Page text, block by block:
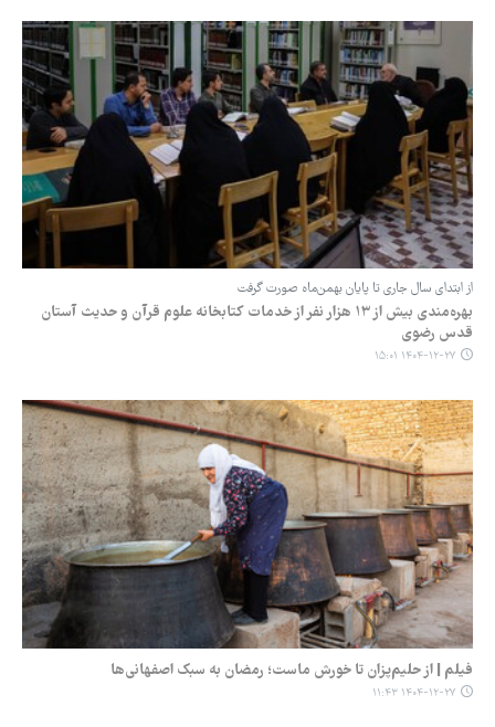
از ابتدای سال جاری تا پایان بهمن‌ماه صورت گرفت
بهره‌مندی بیش از ۱۳ هزار نفر از خدمات کتابخانه علوم قرآن و حدیث آستان
قدس رضوی
۱۴۰۴-۱۲-۲۷ ۱۵:۰۱
فیلم | از حلیم‌پزان تا خورش ماست؛ رمضان به سبک اصفهانی‌ها
۱۴۰۴-۱۲-۲۷ ۱۱:۴۳